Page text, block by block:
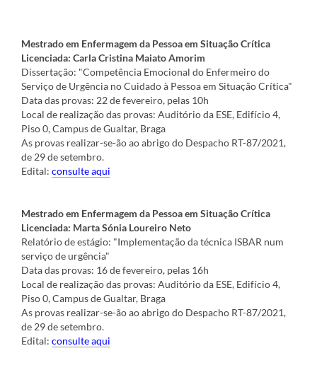
Mestrado em Enfermagem da Pessoa em Situação Crítica
Licenciada: Carla Cristina Maiato Amorim
Dissertação: "Competência Emocional do Enfermeiro do
Serviço de Urgência no Cuidado à Pessoa em Situação Crítica"
Data das provas: 22 de fevereiro, pelas 10h
Local de realização das provas: Auditório da ESE, Edifício 4,
Piso 0, Campus de Gualtar, Braga
As provas realizar-se-ão ao abrigo do Despacho RT-87/2021,
de 29 de setembro.
Edital: consulte aqui
Mestrado em Enfermagem da Pessoa em Situação Crítica
Licenciada: Marta Sónia Loureiro Neto
Relatório de estágio: "Implementação da técnica ISBAR num
serviço de urgência"
Data das provas: 16 de fevereiro, pelas 16h
Local de realização das provas: Auditório da ESE, Edifício 4,
Piso 0, Campus de Gualtar, Braga
As provas realizar-se-ão ao abrigo do Despacho RT-87/2021,
de 29 de setembro.
Edital: consulte aqui